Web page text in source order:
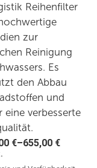
Reihenfilter
zur
Reinigung
Es
den Abbau
und
eine verbesserte
€–655,00 €